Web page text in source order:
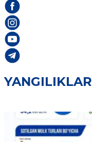
YANGILIKLAR